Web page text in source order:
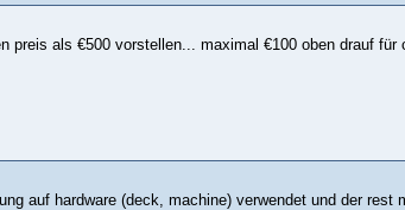
preis als €500 vorstellen... maximal €100 oben drauf für
auf hardware (deck, machine) verwendet und der rest